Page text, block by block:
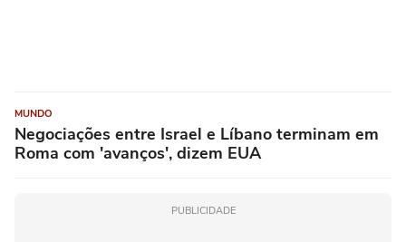
MUNDO
Negociações entre Israel e Líbano terminam em
Roma com 'avanços', dizem EUA
PUBLICIDADE